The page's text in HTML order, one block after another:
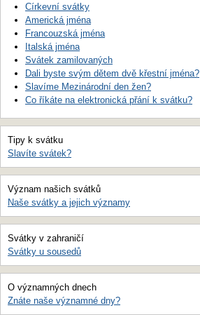
Církevní svátky
Americká jména
Francouzská jména
Italská jména
Svátek zamilovaných
Dali byste svým dětem dvě křestní jména?
Slavíme Mezinárodní den žen?
Co říkáte na elektronická přání k svátku?
Tipy k svátku
Slavíte svátek?
Význam našich svátků
Naše svátky a jejich významy
Svátky v zahraničí
Svátky u sousedů
O významných dnech
Znáte naše významné dny?